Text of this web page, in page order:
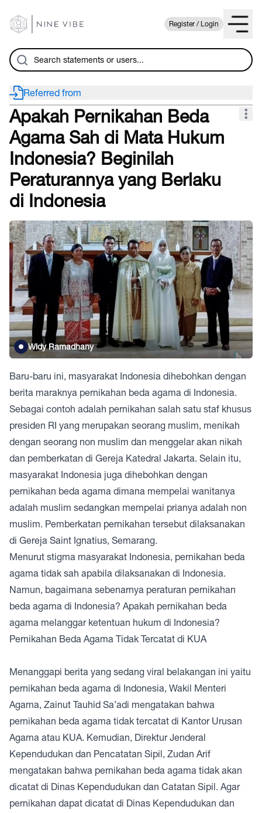
Register / Login
Apakah Pernikahan Beda
Agama Sah di Mata Hukum
Indonesia? Beginilah
Peraturannya yang Berlaku
di Indonesia
Widy Ramadhany
Baru-baru ini, masyarakat Indonesia dihebohkan dengan
berita maraknya pernikahan beda agama di Indonesia.
Sebagai contoh adalah pernikahan salah satu staf khusus
presiden RI yang merupakan seorang muslim, menikah
dengan seorang non muslim dan menggelar akan nikah
dan pemberkatan di Gereja Katedral Jakarta. Selain itu,
masyarakat Indonesia juga dihebohkan dengan
pernikahan beda agama dimana mempelai wanitanya
adalah muslim sedangkan mempelai prianya adalah non
muslim. Pemberkatan pernikahan tersebut dilaksanakan
di Gereja Saint Ignatius, Semarang.
Menurut stigma masyarakat Indonesia, pernikahan beda
agama tidak sah apabila dilaksanakan di Indonesia.
Namun, bagaimana sebenarnya peraturan pernikahan
beda agama di Indonesia? Apakah pernikahan beda
agama melanggar ketentuan hukum di Indonesia?
Pernikahan Beda Agama Tidak Tercatat di KUA
Menanggapi berita yang sedang viral belakangan ini yaitu
pernikahan beda agama di Indonesia, Wakil Menteri
Agama, Zainut Tauhid Sa’adi mengatakan bahwa
pernikahan beda agama tidak tercatat di Kantor Urusan
Agama atau KUA. Kemudian, Direktur Jenderal
Kependudukan dan Pencatatan Sipil, Zudan Arif
mengatakan bahwa pernikahan beda agama tidak akan
dicatat di Dinas Kependudukan dan Catatan Sipil. Agar
pernikahan dapat dicatat di Dinas Kependudukan dan
Referred from